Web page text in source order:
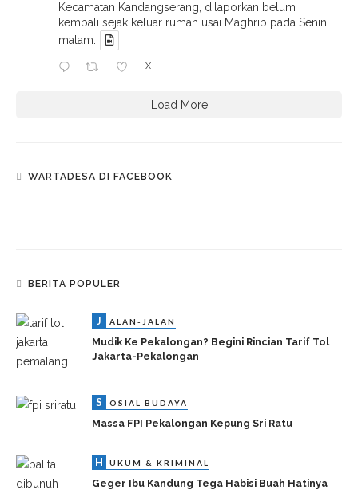
Kecamatan Kandangserang, dilaporkan belum
kembali sejak keluar rumah usai Maghrib pada Senin
malam.
X
Load More
WARTADESA DI FACEBOOK
BERITA POPULER
J ALAN-JALAN
Mudik Ke Pekalongan? Begini Rincian Tarif Tol
Jakarta-Pekalongan
S OSIAL BUDAYA
Massa FPI Pekalongan Kepung Sri Ratu
H UKUM & KRIMINAL
Geger Ibu Kandung Tega Habisi Buah Hatinya